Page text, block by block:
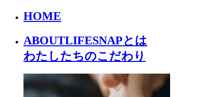
HOME
ABOUTLIFESNAPとは
わたしたちのこだわり